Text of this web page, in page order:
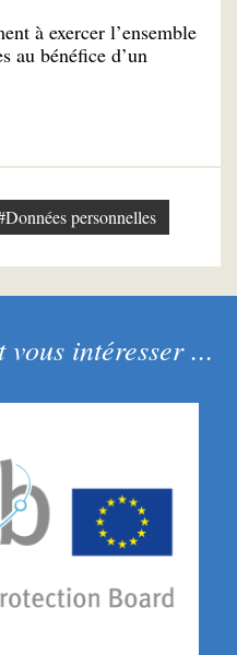
à exercer l’ensemble
au bénéfice d’un
personnelles
intéresser ...